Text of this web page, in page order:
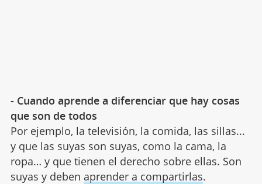
- Cuando aprende a diferenciar que hay cosas
que son de todos
Por ejemplo, la televisión, la comida, las sillas...
y que las suyas son suyas, como la cama, la
ropa… y que tienen el derecho sobre ellas. Son
suyas y deben aprender a compartirlas.